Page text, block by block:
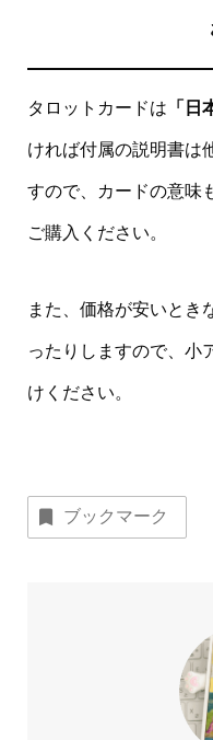
タロットカードは 「日
ければ付属の説明書は
すので、カードの意味
ご購入ください。
また、価格が安いとき
ったりしますので、小
けください。
ブックマーク